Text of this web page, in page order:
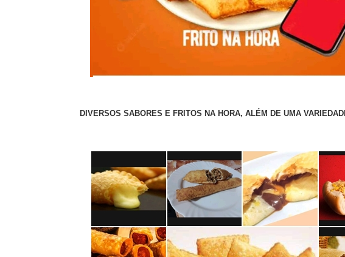
DIVERSOS SABORES E FRITOS NA HORA, ALÉM DE UMA